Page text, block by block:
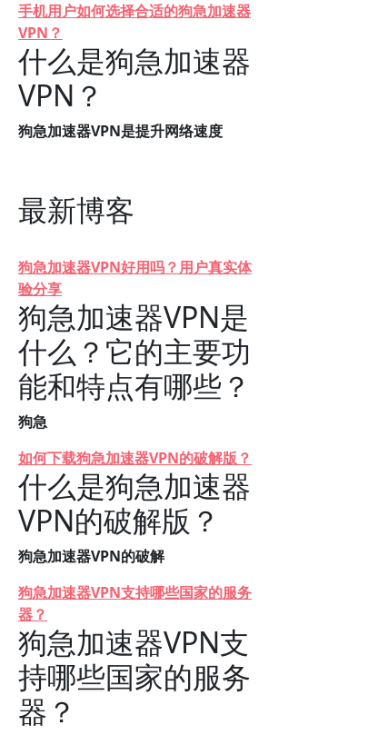
手机用户如何选择合适的狗急加速器
VPN？
什么是狗急加速器
VPN？
狗急加速器VPN是提升网络速度
最新博客
狗急加速器VPN好用吗？用户真实体
验分享
狗急加速器VPN是
什么？它的主要功
能和特点有哪些？
狗急
如何下载狗急加速器VPN的破解版？
什么是狗急加速器
VPN的破解版？
狗急加速器VPN的破解
狗急加速器VPN支持哪些国家的服务
器？
狗急加速器VPN支
持哪些国家的服务
器？